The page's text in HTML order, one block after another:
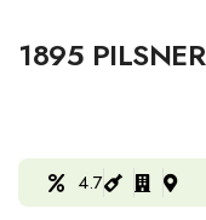
1895 PILSNER
4.7